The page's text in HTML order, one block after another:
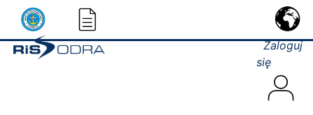
Zaloguj
się